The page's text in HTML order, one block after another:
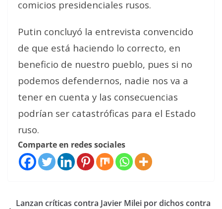
comicios presidenciales rusos.
Putin concluyó la entrevista convencido
de que está haciendo lo correcto, en
beneficio de nuestro pueblo, pues si no
podemos defendernos, nadie nos va a
tener en cuenta y las consecuencias
podrían ser catastróficas para el Estado
ruso.
Comparte en redes sociales
Lanzan críticas contra Javier Milei por dichos contra